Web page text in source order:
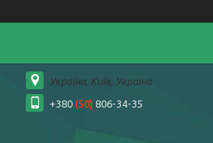
Україна, Київ, Україна
+380 (50) 806-34-35